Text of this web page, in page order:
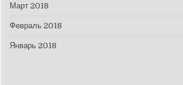
Март 2018
Февраль 2018
Январь 2018